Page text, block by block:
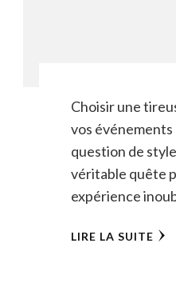
Choisir une
vos événements
question de
véritable quête
expérience
LIRE LA SUITE